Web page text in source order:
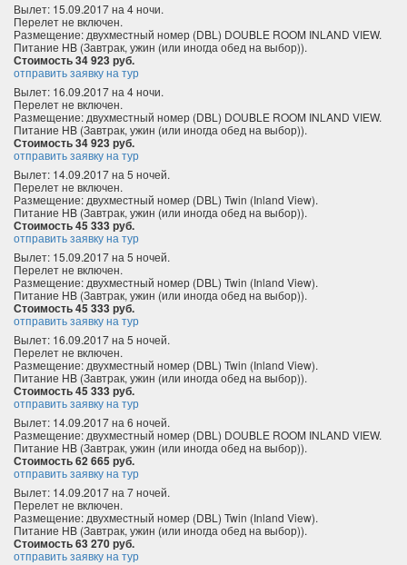
Вылет: 15.09.2017 на 4 ночи.
Перелет не включен.
Размещение: двухместный номер (DBL) DOUBLE ROOM INLAND VIEW.
Питание HB (Завтрак, ужин (или иногда обед на выбор)).
Стоимость 34 923 руб.
отправить заявку на тур
Вылет: 16.09.2017 на 4 ночи.
Перелет не включен.
Размещение: двухместный номер (DBL) DOUBLE ROOM INLAND VIEW.
Питание HB (Завтрак, ужин (или иногда обед на выбор)).
Стоимость 34 923 руб.
отправить заявку на тур
Вылет: 14.09.2017 на 5 ночей.
Перелет не включен.
Размещение: двухместный номер (DBL) Twin (Inland View).
Питание HB (Завтрак, ужин (или иногда обед на выбор)).
Стоимость 45 333 руб.
отправить заявку на тур
Вылет: 15.09.2017 на 5 ночей.
Перелет не включен.
Размещение: двухместный номер (DBL) Twin (Inland View).
Питание HB (Завтрак, ужин (или иногда обед на выбор)).
Стоимость 45 333 руб.
отправить заявку на тур
Вылет: 16.09.2017 на 5 ночей.
Перелет не включен.
Размещение: двухместный номер (DBL) Twin (Inland View).
Питание HB (Завтрак, ужин (или иногда обед на выбор)).
Стоимость 45 333 руб.
отправить заявку на тур
Вылет: 14.09.2017 на 6 ночей.
Размещение: двухместный номер (DBL) DOUBLE ROOM INLAND VIEW.
Питание HB (Завтрак, ужин (или иногда обед на выбор)).
Стоимость 62 665 руб.
отправить заявку на тур
Вылет: 14.09.2017 на 7 ночей.
Перелет не включен.
Размещение: двухместный номер (DBL) Twin (Inland View).
Питание HB (Завтрак, ужин (или иногда обед на выбор)).
Стоимость 63 270 руб.
отправить заявку на тур